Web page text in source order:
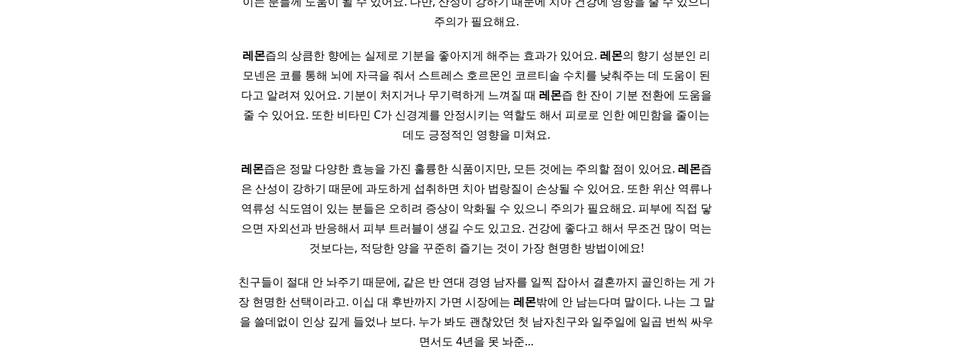
주의가 필요해요.
레몬즙의 상큼한 향에는 실제로 기분을 좋아지게 해주는 효과가 있어요. 레몬의 향기 성분인 리
모넨은 코를 통해 뇌에 자극을 줘서 스트레스 호르몬인 코르티솔 수치를 낮춰주는 데 도움이 된
다고 알려져 있어요. 기분이 처지거나 무기력하게 느껴질 때 레몬즙 한 잔이 기분 전환에 도움을
줄 수 있어요. 또한 비타민 C가 신경계를 안정시키는 역할도 해서 피로로 인한 예민함을 줄이는
데도 긍정적인 영향을 미쳐요.
레몬즙은 정말 다양한 효능을 가진 훌륭한 식품이지만, 모든 것에는 주의할 점이 있어요. 레몬즙
은 산성이 강하기 때문에 과도하게 섭취하면 치아 법랑질이 손상될 수 있어요. 또한 위산 역류나
역류성 식도염이 있는 분들은 오히려 증상이 악화될 수 있으니 주의가 필요해요. 피부에 직접 닿
으면 자외선과 반응해서 피부 트러블이 생길 수도 있고요. 건강에 좋다고 해서 무조건 많이 먹는
것보다는, 적당한 양을 꾸준히 즐기는 것이 가장 현명한 방법이에요!
친구들이 절대 안 놔주기 때문에, 같은 반 연대 경영 남자를 일찍 잡아서 결혼까지 골인하는 게 가
장 현명한 선택이라고. 이십 대 후반까지 가면 시장에는 레몬밖에 안 남는다며 말이다. 나는 그 말
을 쓸데없이 인상 깊게 들었나 보다. 누가 봐도 괜찮았던 첫 남자친구와 일주일에 일곱 번씩 싸우
면서도 4년을 못 놔준…